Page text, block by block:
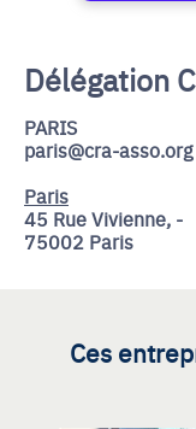
Délégation
PARIS
paris@cra-asso.org
Paris
45 Rue Vivienne, -
75002 Paris
Ces